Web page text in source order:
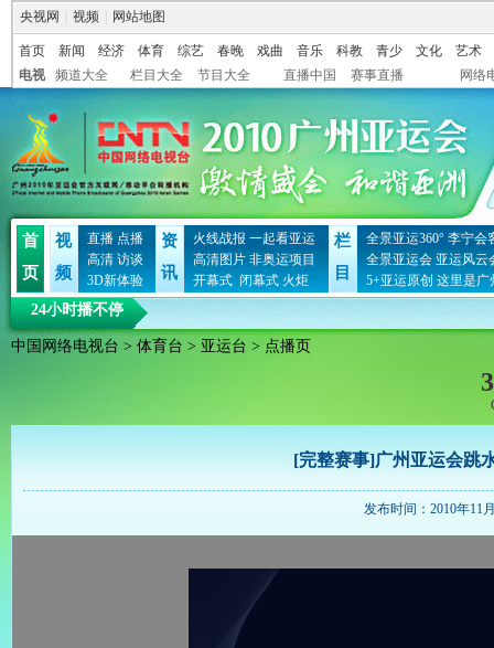
央视网 视频 网站地图
首页 新闻 经济 体育 综艺 春晚 戏曲 音乐 科教 青少 文化
艺术
电视
频道大全 栏目大全 节目大全 直播中国 赛事直播 网络
首
页
视
频
直播 点播
高清 访谈
3D新体验
资
讯
火线战报 一起看亚运
高清图片 非奥运项目
开幕式 闭幕式 火炬
栏
目
全景亚运360° 李宁会
全景亚运会 亚运风云
5+亚运原创 这里是广
24小时播不停
中国网络电视台 > 体育台 > 亚运台 > 点播页
[完整赛事]广州亚运会跳
发布时间：2010年11